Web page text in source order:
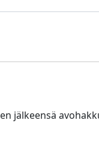
jälkeensä